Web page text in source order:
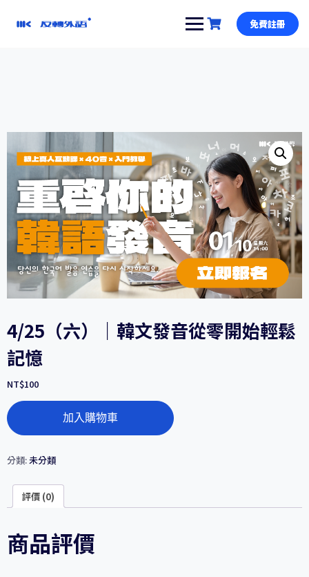
免費註冊
4/25（六）｜韓文發音從零開始輕鬆
記憶
NT$100
4/25（六）
｜
韓
發
從
開
輕
鬆
加入購物車
分類:未分類
評價 (0)
商品評價